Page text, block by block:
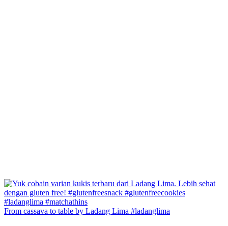
From cassava to table by Ladang Lima #ladanglima